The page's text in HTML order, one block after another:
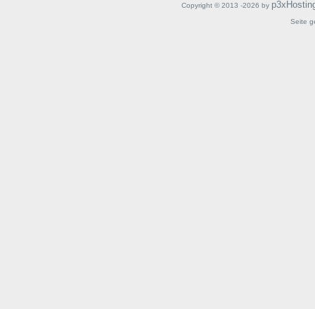
Copyright © 2013 -2026 by
Seite